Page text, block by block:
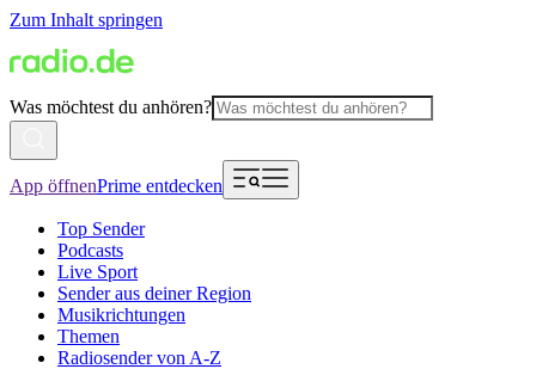
Zum Inhalt springen
Was möchtest du anhören?
App öffnenPrime entdecken
Top Sender
Podcasts
Live Sport
Sender aus deiner Region
Musikrichtungen
Themen
Radiosender von A-Z